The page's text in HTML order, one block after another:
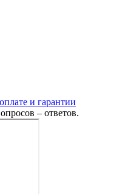
и гарантии
– ответов.